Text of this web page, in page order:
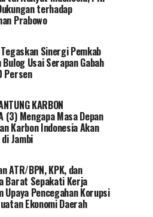
terhadap
Prabowo
Sinergi Pemkab
Usai Serapan Gabah
Persen
KARBON
(3) Mengapa Masa Depan
Karbon Indonesia Akan
Jambi
ATR/BPN, KPK, dan
Barat Sepakati Kerja
Upaya Pencegahan Korupsi
Ekonomi Daerah